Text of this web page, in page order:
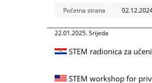
Početna strana
22.01.2025. Srijeda
STEM radionica za
STEM workshop for